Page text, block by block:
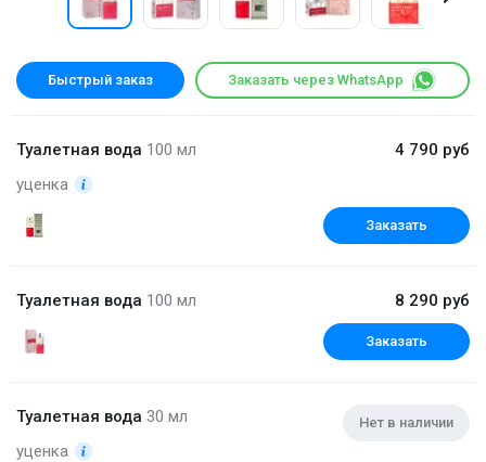
Быстрый заказ Заказать через WhatsApp
Туалетная вода 100 мл
уценка
4 790 руб
Заказать
Туалетная вода 100 мл 8 290 руб
Заказать
Туалетная вода 30 мл
уценка
Нет в наличии